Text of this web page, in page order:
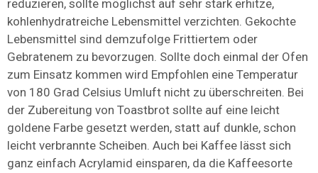
reduzieren, sollte möglichst auf sehr stark erhitze,
kohlenhydratreiche Lebensmittel verzichten. Gekochte
Lebensmittel sind demzufolge Frittiertem oder
Gebratenem zu bevorzugen. Sollte doch einmal der Ofen
zum Einsatz kommen wird Empfohlen eine Temperatur
von 180 Grad Celsius Umluft nicht zu überschreiten. Bei
der Zubereitung von Toastbrot sollte auf eine leicht
goldene Farbe gesetzt werden, statt auf dunkle, schon
leicht verbrannte Scheiben. Auch bei Kaffee lässt sich
ganz einfach Acrylamid einsparen, da die Kaffeesorte